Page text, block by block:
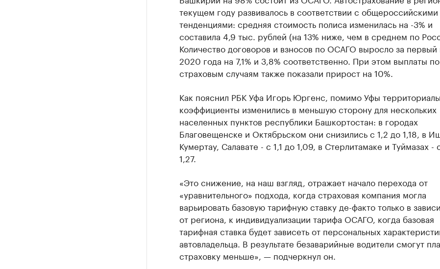
текущем году развивалось в соответствии с общероссийскими
тенденциями: средняя стоимость полиса изменилась на -3% и
составила 4,9 тыс. рублей (на 13% ниже, чем в среднем по
Количество договоров и взносов по ОСАГО выросло за первый
2020 года на 7,1% и 3,8% соответственно. При этом выплаты по
страховым случаям также показали прирост на 10%.
Как пояснил РБК Уфа Игорь Юргенс, помимо Уфы
коэффициенты изменились в меньшую сторону для нескольких
населенных пунктов республики Башкортостан: в городах
Благовещенске и Октябрьском они снизились с 1,2 до 1,18, в
Кумертау, Салавате - с 1,1 до 1,09, в Стерлитамаке и Туймазах -
1,27.
«Это снижение, на наш взгляд, отражает начало перехода от
«уравнительного» подхода, когда страховая компания могла
варьировать базовую тарифную ставку де-факто только в
от региона, к индивидуализации тарифа ОСАГО, когда базовая
тарифная ставка будет зависеть от персональных
автовладельца. В результате безаварийные водители смогут
страховку меньше», — подчеркнул он.